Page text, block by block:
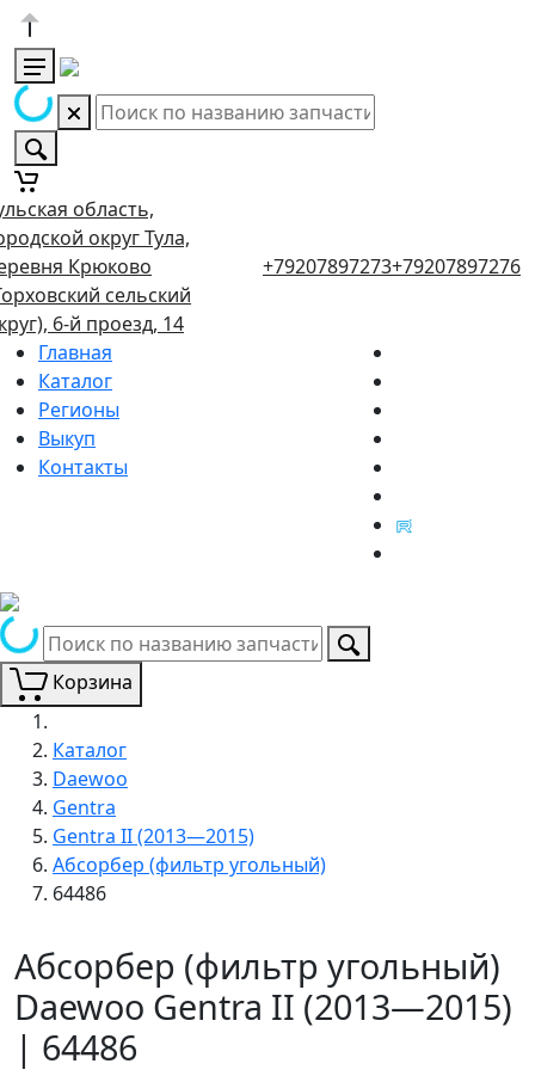
область,
округ Тула,
Крюково
сельский
6-й проезд, 14
+79207897273+79207897276
Главная
Каталог
Регионы
Выкуп
Контакты
Корзина
Каталог
Daewoo
Gentra
Gentra II (2013—2015)
Абсорбер (фильтр угольный)
64486
Абсорбер (фильтр угольный)
Daewoo Gentra II (2013—2015)
| 64486